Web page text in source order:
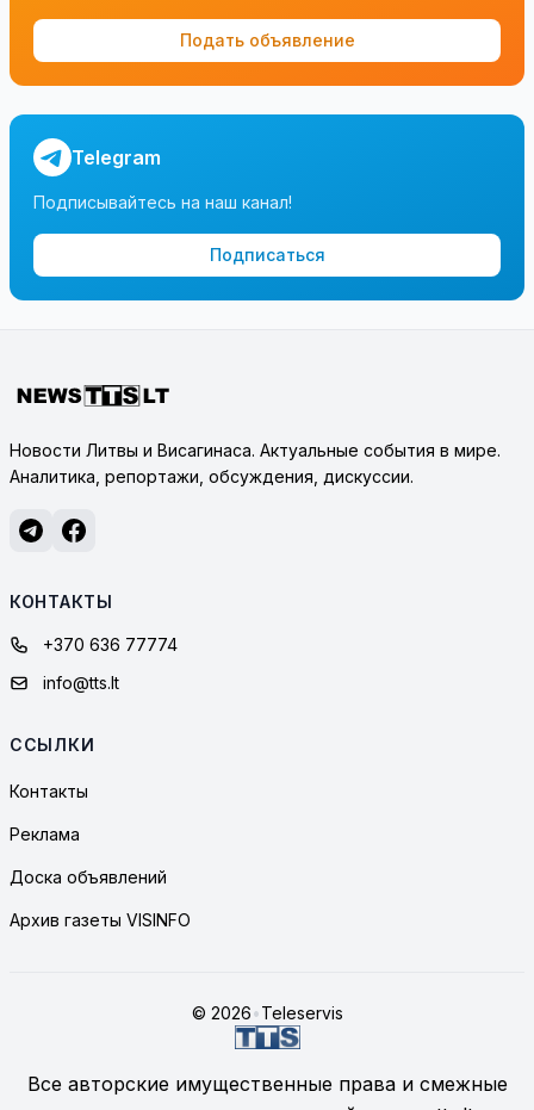
Подать объявление
Telegram
Подписывайтесь на наш канал!
Подписаться
Новости Литвы и Висагинаса. Актуальные события в мире.
Аналитика, репортажи, обсуждения, дискуссии.
КОНТАКТЫ
+370 636 77774
info@tts.lt
ССЫЛКИ
Контакты
Реклама
Доска объявлений
Архив газеты VISINFO
© 2026•Teleservis
Все авторские имущественные права и смежные